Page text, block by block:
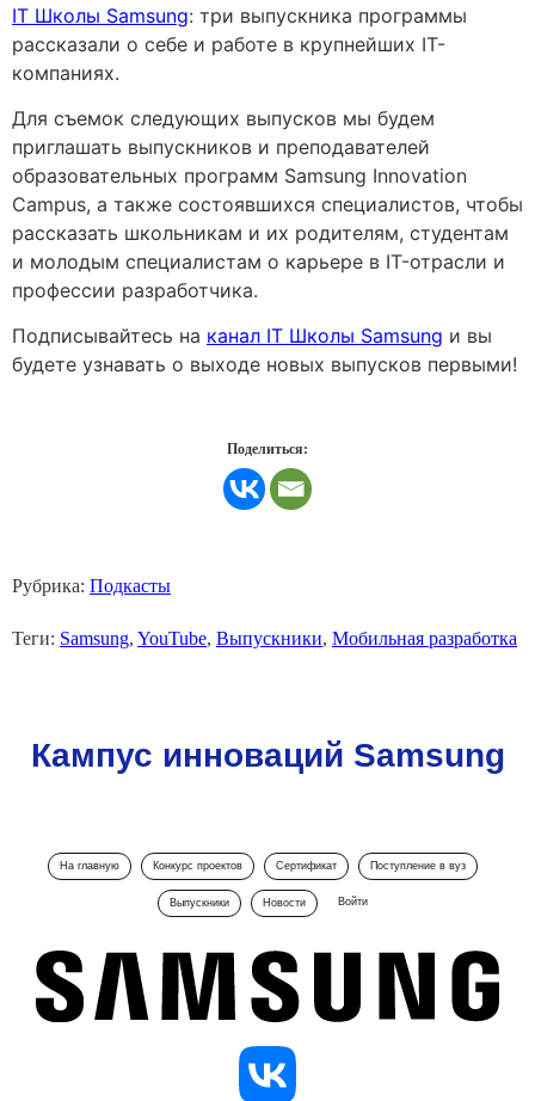
IT Школы Samsung: три выпускника программы
рассказали о себе и работе в крупнейших IT-
компаниях.
Для съемок следующих выпусков мы будем
приглашать выпускников и преподавателей
образовательных программ Samsung Innovation
Campus, а также состоявшихся специалистов, чтобы
рассказать школьникам и их родителям, студентам
и молодым специалистам о карьере в IT-отрасли и
профессии разработчика.
Подписывайтесь на канал IT Школы Samsung и вы
будете узнавать о выходе новых выпусков первыми!
Поделиться:
Рубрика: Подкасты
Теги: Samsung, YouTube, Выпускники, Мобильная разработка
Кампус инноваций Samsung
На главную Конкурс проектов Сертификат Поступление в вуз
Выпускники Новости Войти